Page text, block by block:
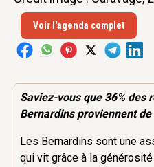
Voir l'agenda complet
Saviez-vous que 36% des
Bernardins proviennent de
Les Bernardins sont une
qui vit grâce à la